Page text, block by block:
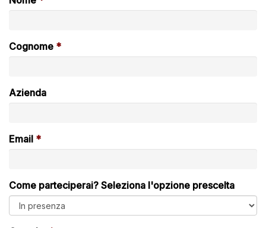
Cognome
Azienda
Email
Come parteciperai? Seleziona l'opzione prescelta